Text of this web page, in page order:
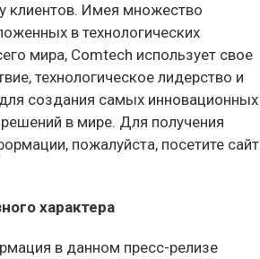
клиентов. Имея множество
в технологических
мира, Comtech использует свое
технологическое лидерство и
создания самых инновационных
в мире. Для получения
пожалуйста, посетите сайт
характера
в данном пресс-релизе